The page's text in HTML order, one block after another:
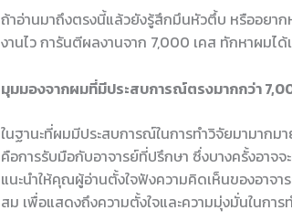
ถ้าอ่านมาถึงตรงนี้แล้วยังรู้สึกมึนหัวตึ้บ หรืออยา
งานไว การันตีผลงานจาก 7,000 เคส ทักหาผมไ
มุมมองจากผมที่มีประสบการณ์ตรงมากกว่า
ในฐานะที่ผมมีประสบการณ์ในการทำวิจัยมามา
คือการรับมือกับอาจารย์ที่ปรึกษา ซึ่งบางครั้งอา
แนะนำให้คุณผู้อ่านตั้งใจฟังความคิดเห็นของอาจา
สม เพื่อแสดงถึงความตั้งใจและความมุ่งมั่นในกา